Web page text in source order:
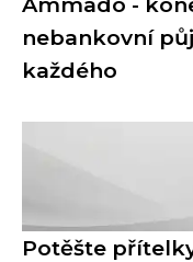
nebankovní
každého
Potěšte